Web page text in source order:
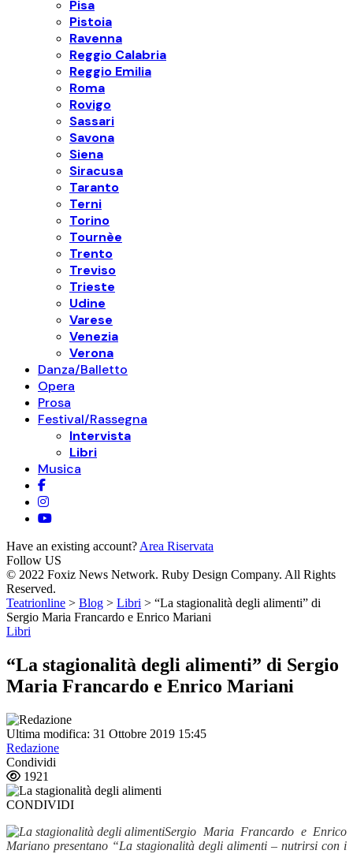
Pisa
Pistoia
Ravenna
Reggio Calabria
Reggio Emilia
Roma
Rovigo
Sassari
Savona
Siena
Siracusa
Taranto
Terni
Torino
Tournèe
Trento
Treviso
Trieste
Udine
Varese
Venezia
Verona
Danza/Balletto
Opera
Prosa
Festival/Rassegna
Intervista
Libri
Musica
Have an existing account? Area Riservata
Follow US
© 2022 Foxiz News Network. Ruby Design Company. All Rights
Reserved.
Teatrionline > Blog > Libri > “La stagionalità degli alimenti” di
Sergio Maria Francardo e Enrico Mariani
Libri
“La stagionalità degli alimenti” di Sergio
Maria Francardo e Enrico Mariani
Ultima modifica: 31 Ottobre 2019 15:45
Redazione
Condividi
1921
CONDIVIDI
Sergio Maria Francardo e Enrico
Mariano presentano “La stagionalità degli alimenti – nutrirsi con i